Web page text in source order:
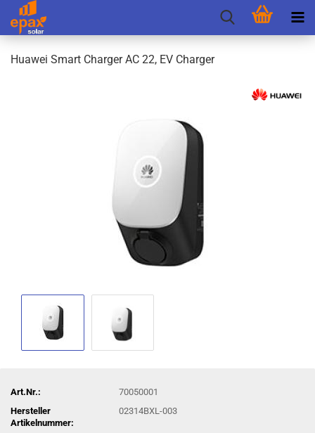
Hua­wei Smart Char­ger AC 22, EV Char­ger
Art.Nr.:
70050001
Hersteller
Artikelnummer:
02314BXL-003